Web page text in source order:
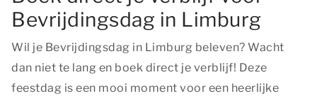
Bevrijdingsdag in Limburg
Wil je Bevrijdingsdag in Limburg beleven? Wacht
dan niet te lang en boek direct je verblijf! Deze
feestdag is een mooi moment voor een heerlijke